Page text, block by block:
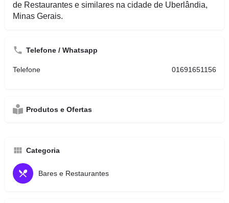
de Restaurantes e similares na cidade de Uberlândia,
Minas Gerais.
Telefone / Whatsapp
Telefone 01691651156
Produtos e Ofertas
Categoria
Bares e Restaurantes